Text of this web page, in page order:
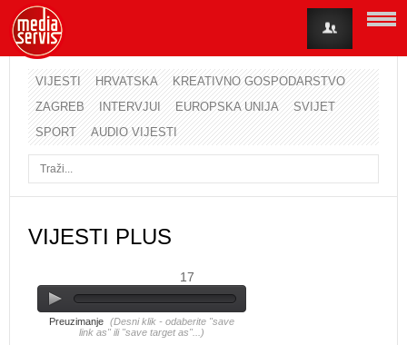
VIJESTI HRVATSKA
KREATIVNO GOSPODARSTVO
ZAGREB
INTERVJUI EUROPSKA UNIJA
SVIJET
SPORT
AUDIO VIJESTI
VIJESTI PLUS
17
Preuzimanje (Desni klik - odaberite "save
link as" ili "save target as"...)
Korisničko ime
Lozinka
Zaboravili ste lozinku?